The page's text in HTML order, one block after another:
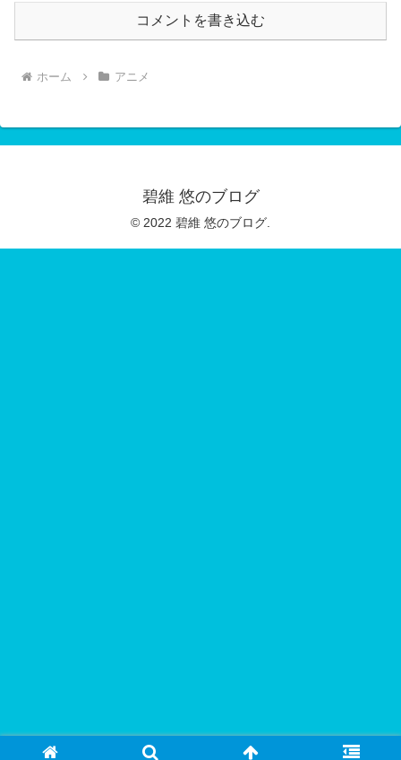
コメントを書き込む
ホーム アニメ
碧維 悠のブログ
© 2022 碧維 悠のブログ.